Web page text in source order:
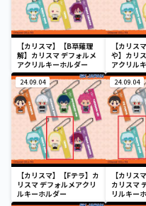
【カリスマ】【B草薙理
解】カリスマ デフォルメ
アクリルキーホルダー
【カリス
や】カリ
アクリル
24.09.04
【カリスマ】【Fテラ】カ
リスマ デフォルメアクリ
ルキーホルダー
24.09.04
【カリス
カリスマ
リルキー